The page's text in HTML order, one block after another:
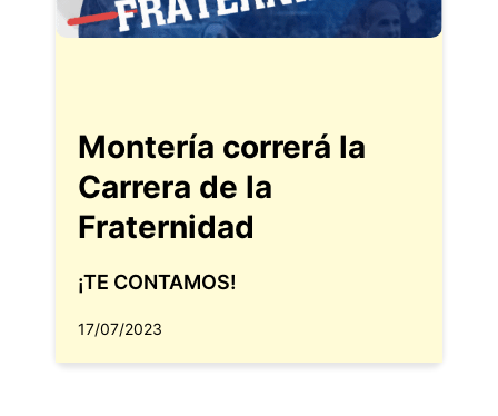
Montería correrá la
Carrera de la
Fraternidad
¡TE CONTAMOS!
17/07/2023